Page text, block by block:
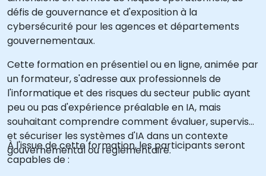
défis de gouvernance et d'exposition à la
cybersécurité pour les agences et départements
gouvernementaux.
Cette formation en présentiel ou en ligne, animée par
un formateur, s'adresse aux professionnels de
l'informatique et des risques du secteur public ayant
peu ou pas d'expérience préalable en IA, mais
souhaitant comprendre comment évaluer, superviser
et sécuriser les systèmes d'IA dans un contexte
gouvernemental ou réglementaire.
À l'issue de cette formation, les participants seront
capables de :